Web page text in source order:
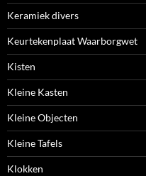
Keramiek divers
Keurtekenplaat Waarborgwet
Kisten
Kleine Kasten
Kleine Objecten
Kleine Tafels
Klokken